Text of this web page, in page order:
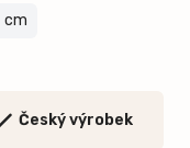
cm
Český výrobek